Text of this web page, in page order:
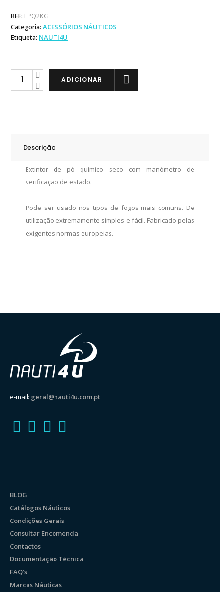
REF: EPQ2KG
Categoria:ACESSÓRIOS NÁUTICOS
Etiqueta: NAUTI4U
Extintor
ADICIONAR
Descrição
Extintor de pó químico seco com manómetro de
verificação de estado.
Pode ser usado nos tipos de fogos mais comuns. De
utilização extremamente simples e fácil. Fabricado pelas
exigentes normas europeias.
e-mail: geral@nauti4u.com.pt
BLOG
Catálogos Náuticos
Condições Gerais
Consultar Encomenda
Contactos
Documentação Técnica
FAQ’s
Marcas Náuticas